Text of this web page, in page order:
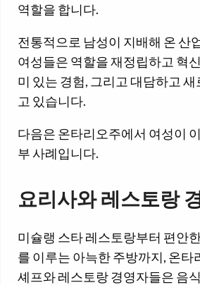
역할을 합니다.
전통적으로 남성이 지배해 온 산
여성들은 역할을 재정립하고 혁
미 있는 경험, 그리고 대담하고
고 있습니다.
다음은 온타리오주에서 여성이
부 사례입니다.
요리사와 레스토랑
미슐랭 스타 레스토랑부터 편안
를 이루는 아늑한 주방까지, 온타
셰프와 레스토랑 경영자들은 음